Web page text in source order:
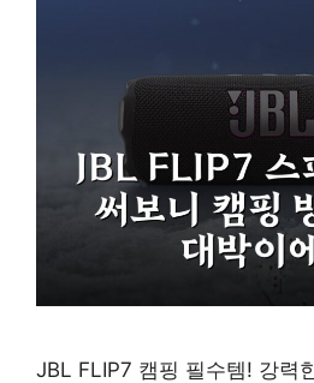
JBL FLIP7 캠핑 필수템! 강력